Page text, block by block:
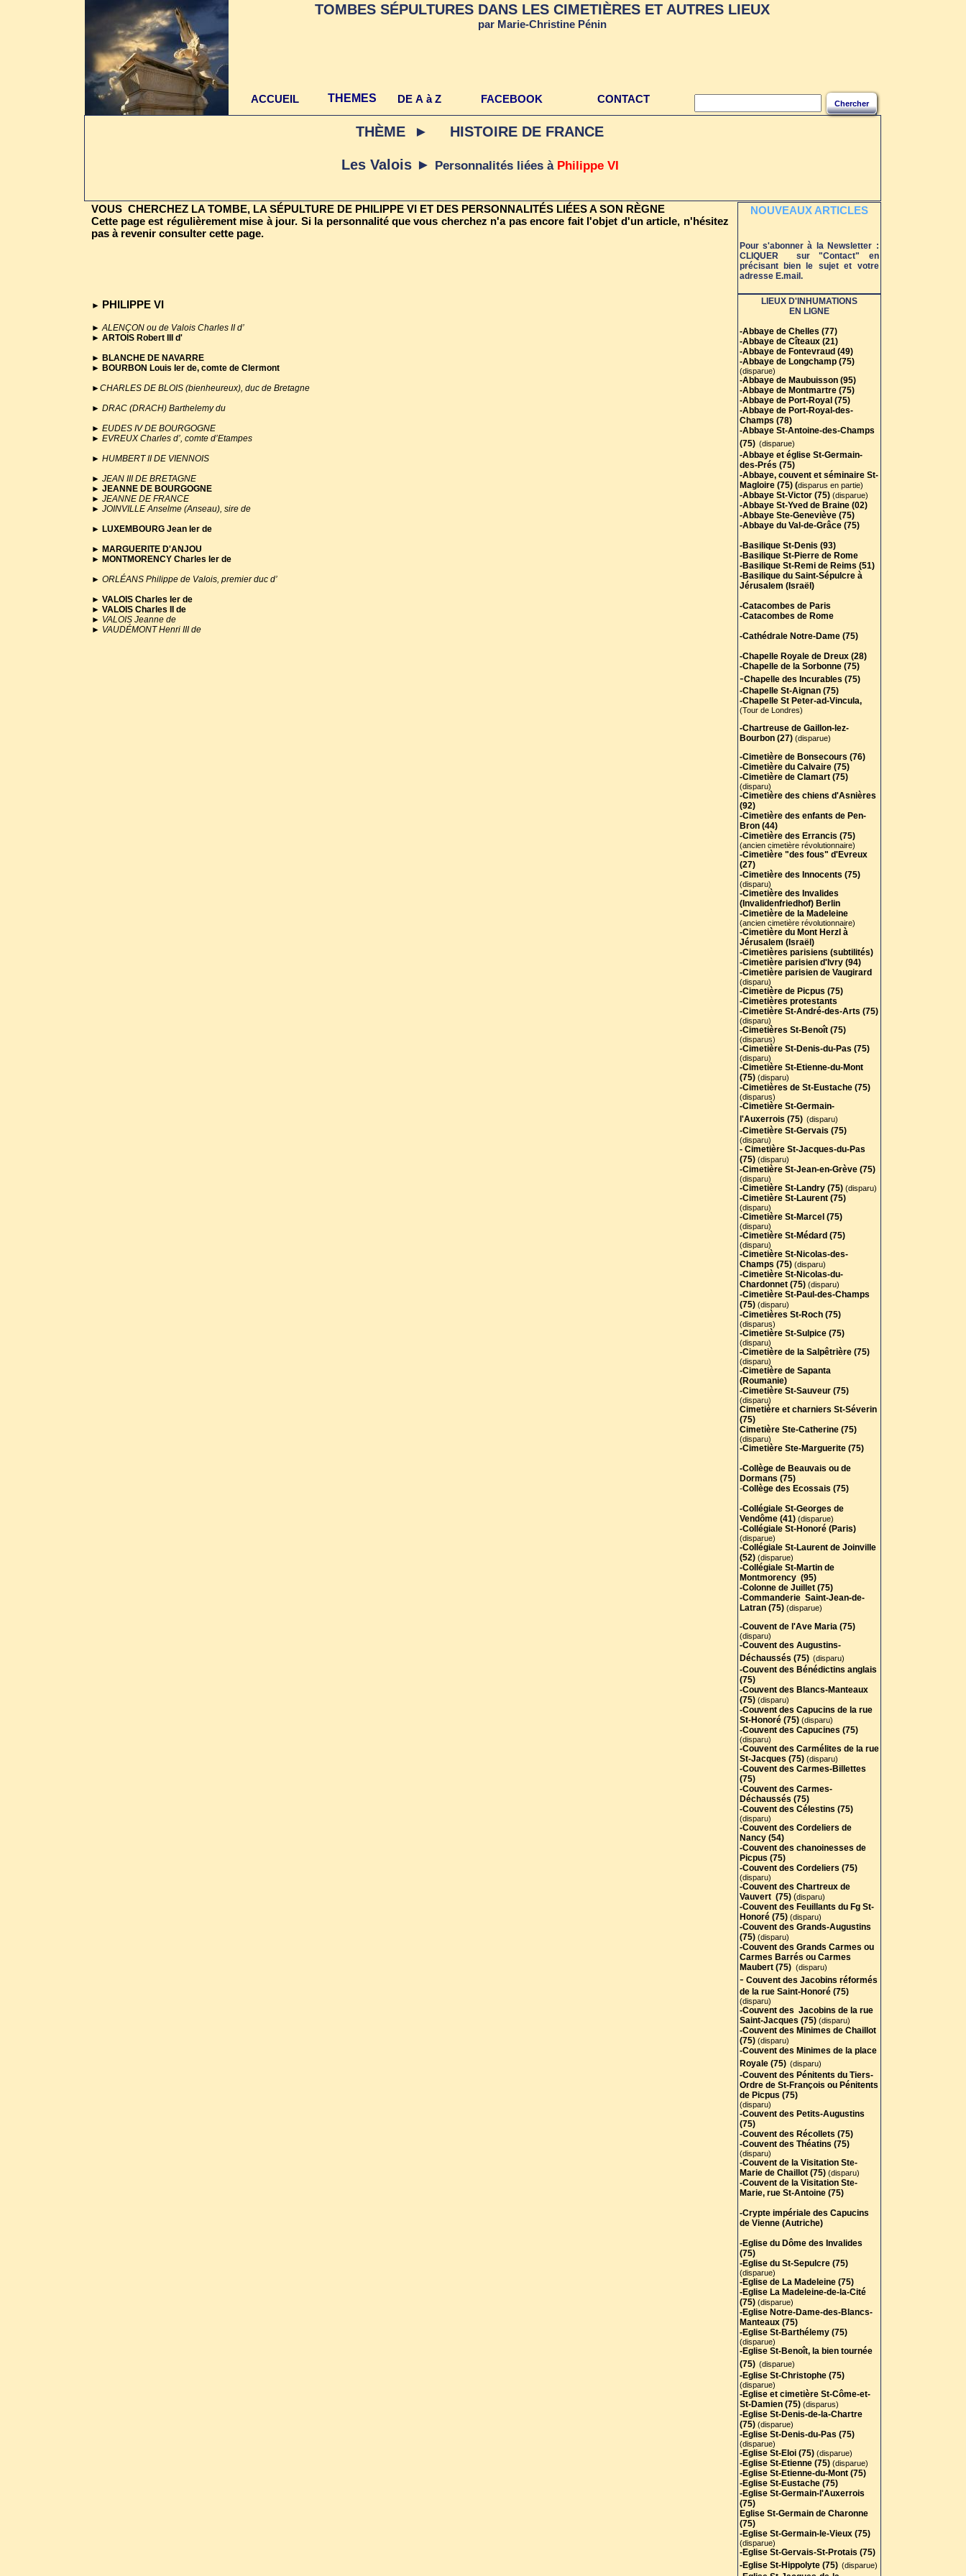
VOUS CHERCHEZ LA TOMBE, LA SÉPULTURE DE PHILIPPE VI ET DES PERSONNALITÉS LIÉES A SON RÈGNE
Cette page est régulièrement mise à jour. Si la personnalité que vous cherchez n'a pas encore fait l'objet d'un article, n'hésitez
pas à revenir consulter cette page.
THÈME ► HISTOIRE DE FRANCE
Les Valois ► Personnalités liées à Philippe VI
► PHILIPPE VI
►ALENÇON ou de Valois Charles II d’
► ARTOIS Robert III d'
► BLANCHE DE NAVARRE
► BOURBON Louis Ier de, comte de Clermont
►CHARLES DE BLOIS (bienheureux), duc de Bretagne
► DRAC (DRACH) Barthelemy du
► EUDES IV DE BOURGOGNE
► EVREUX Charles d’, comte d’Etampes
► HUMBERT II DE VIENNOIS
► JEAN III DE BRETAGNE
► JEANNE DE BOURGOGNE
► JEANNE DE FRANCE
► JOINVILLE Anselme (Anseau), sire de
► LUXEMBOURG Jean Ier de
► MARGUERITE D'ANJOU
► MONTMORENCY Charles Ier de
► ORLÉANS Philippe de Valois, premier duc d’
► VALOIS Charles Ier de
► VALOIS Charles II de
► VALOIS Jeanne de
► VAUDÉMONT Henri III de
ACCUEIL THEMES CONTACT Chercher
FACEBOOK
DE A à Z
TOMBES SÉPULTURES DANS LES CIMETIÈRES ET AUTRES LIEUX
par Marie-Christine Pénin
NOUVEAUX ARTICLES
Pour s'abonner à la Newsletter :
CLIQUER sur "Contact" en
précisant bien le sujet et votre
adresse E.mail.
LIEUX D'INHUMATIONS
EN LIGNE
-Abbaye de Chelles (77)
-Abbaye de Cîteaux (21)
-Abbaye de Fontevraud (49)
-Abbaye de Longchamp (75)
(disparue)
-Abbaye de Maubuisson (95)
-Abbaye de Montmartre (75)
-Abbaye de Port-Royal (75)
-Abbaye de Port-Royal-des-
Champs (78)
-Abbaye St-Antoine-des-Champs
(75) (disparue)
-Abbaye et église St-Germain-
des-Prés (75)
-Abbaye, couvent et séminaire St-
Magloire (75) (disparus en partie)
-Abbaye St-Victor (75) (disparue)
-Abbaye St-Yved de Braine (02)
-Abbaye Ste-Geneviève (75)
-Abbaye du Val-de-Grâce (75)
-Basilique St-Denis (93)
-Basilique St-Pierre de Rome
-Basilique St-Remi de Reims (51)
-Basilique du Saint-Sépulcre à
Jérusalem (Israël)
-Catacombes de Paris
-Catacombes de Rome
-Cathédrale Notre-Dame (75)
-Chapelle Royale de Dreux (28)
-Chapelle de la Sorbonne (75)
-Chapelle des Incurables (75)
-Chapelle St-Aignan (75)
-Chapelle St Peter-ad-Vincula,
(Tour de Londres)
-Chartreuse de Gaillon-lez-
Bourbon (27) (disparue)
-Cimetière de Bonsecours (76)
-Cimetière du Calvaire (75)
-Cimetière de Clamart (75)
(disparu)
-Cimetière des chiens d'Asnières
(92)
-Cimetière des enfants de Pen-
Bron (44)
-Cimetière des Errancis (75)
(ancien cimetière révolutionnaire)
-Cimetière "des fous" d'Evreux
(27)
-Cimetière des Innocents (75)
(disparu)
-Cimetière des Invalides
(Invalidenfriedhof) Berlin
-Cimetière de la Madeleine
(ancien cimetière révolutionnaire)
-Cimetière du Mont Herzl à
Jérusalem (Israël)
-Cimetières parisiens (subtilités)
-Cimetière parisien d'Ivry (94)
-Cimetière parisien de Vaugirard
(disparu)
-Cimetière de Picpus (75)
-Cimetières protestants
-Cimetière St-André-des-Arts (75)
(disparu)
-Cimetières St-Benoît (75)
(disparus)
-Cimetière St-Denis-du-Pas (75)
(disparu)
-Cimetière St-Etienne-du-Mont
(75) (disparu)
-Cimetières de St-Eustache (75)
(disparus)
-Cimetière St-Germain-
l'Auxerrois (75) (disparu)
-Cimetière St-Gervais (75)
(disparu)
- Cimetière St-Jacques-du-Pas
(75) (disparu)
-Cimetière St-Jean-en-Grève (75)
(disparu)
-Cimetière St-Landry (75) (disparu)
-Cimetière St-Laurent (75)
(disparu)
-Cimetière St-Marcel (75)
(disparu)
-Cimetière St-Médard (75)
(disparu)
-Cimetière St-Nicolas-des-
Champs (75) (disparu)
-Cimetière St-Nicolas-du-
Chardonnet (75) (disparu)
-Cimetière St-Paul-des-Champs
(75) (disparu)
-Cimetières St-Roch (75)
(disparus)
-Cimetière St-Sulpice (75)
(disparu)
-Cimetière de la Salpêtrière (75)
(disparu)
-Cimetière de Sapanta
(Roumanie)
-Cimetière St-Sauveur (75)
(disparu)
Cimetière et charniers St-Séverin
(75)
Cimetière Ste-Catherine (75)
(disparu)
-Cimetière Ste-Marguerite (75)
-Collège de Beauvais ou de
Dormans (75)
-Collège des Ecossais (75)
-Collégiale St-Georges de
Vendôme (41) (disparue)
-Collégiale St-Honoré (Paris)
(disparue)
-Collégiale St-Laurent de Joinville
(52) (disparue)
-Collégiale St-Martin de
Montmorency (95)
-Colonne de Juillet (75)
-Commanderie Saint-Jean-de-
Latran (75) (disparue)
-Couvent de l'Ave Maria (75)
(disparu)
-Couvent des Augustins-
Déchaussés (75) (disparu)
-Couvent des Bénédictins anglais
(75)
-Couvent des Blancs-Manteaux
(75) (disparu)
-Couvent des Capucins de la rue
St-Honoré (75) (disparu)
-Couvent des Capucines (75)
(disparu)
-Couvent des Carmélites de la rue
St-Jacques (75) (disparu)
-Couvent des Carmes-Billettes
(75)
-Couvent des Carmes-
Déchaussés (75)
-Couvent des Célestins (75)
(disparu)
-Couvent des Cordeliers de
Nancy (54)
-Couvent des chanoinesses de
Picpus (75)
-Couvent des Cordeliers (75)
(disparu)
-Couvent des Chartreux de
Vauvert (75) (disparu)
-Couvent des Feuillants du Fg St-
Honoré (75) (disparu)
-Couvent des Grands-Augustins
(75) (disparu)
-Couvent des Grands Carmes ou
Carmes Barrés ou Carmes
Maubert (75) (disparu)
- Couvent des Jacobins réformés
de la rue Saint-Honoré (75)
(disparu)
-Couvent des Jacobins de la rue
Saint-Jacques (75) (disparu)
-Couvent des Minimes de Chaillot
(75) (disparu)
-Couvent des Minimes de la place
Royale (75) (disparu)
-Couvent des Pénitents du Tiers-
Ordre de St-François ou Pénitents
de Picpus (75)
(disparu)
-Couvent des Petits-Augustins
(75)
-Couvent des Récollets (75)
-Couvent des Théatins (75)
(disparu)
-Couvent de la Visitation Ste-
Marie de Chaillot (75)(disparu)
-Couvent de la Visitation Ste-
Marie, rue St-Antoine (75)
-Crypte impériale des Capucins
de Vienne (Autriche)
-Eglise du Dôme des Invalides
(75)
-Eglise du St-Sepulcre (75)
(disparue)
-Eglise de La Madeleine (75)
-Eglise La Madeleine-de-la-Cité
(75) (disparue)
-Eglise Notre-Dame-des-Blancs-
Manteaux (75)
-Eglise St-Barthélemy (75)
(disparue)
-Eglise St-Benoît, la bien tournée
(75) (disparue)
-Eglise St-Christophe (75)
(disparue)
-Eglise et cimetière St-Côme-et-
St-Damien (75) (disparus)
-Eglise St-Denis-de-la-Chartre
(75) (disparue)
-Eglise St-Denis-du-Pas (75)
(disparue)
-Eglise St-Eloi (75)(disparue)
-Eglise St-Etienne (75) (disparue)
-Eglise St-Etienne-du-Mont (75)
-Eglise St-Eustache (75)
-Eglise St-Germain-l'Auxerrois
(75)
Eglise St-Germain de Charonne
(75)
-Eglise St-Germain-le-Vieux (75)
(disparue)
-Eglise St-Gervais-St-Protais (75)
-Eglise St-Hippolyte (75) (disparue)